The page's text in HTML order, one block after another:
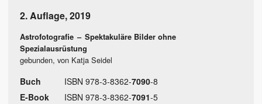
2. Auflage,2019
Astrofotografie – Spektakuläre Bilder ohne
Spezialausrüstung
gebunden, von Katja Seidel
Buch ISBN 978-3-8362-7090-8
E-Book
ISBN 978-3-8362-7091-5